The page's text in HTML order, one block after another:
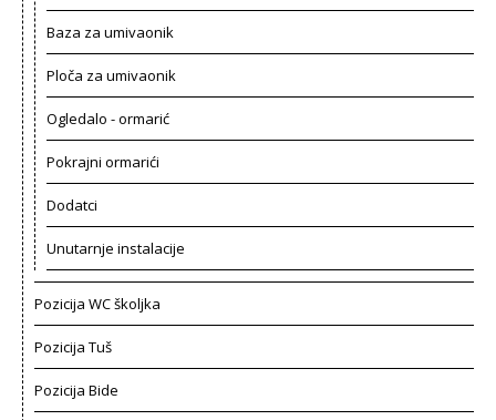
Baza za umivaonik
Ploča za umivaonik
Ogledalo - ormarić
Pokrajni ormarići
Dodatci
Unutarnje instalacije
Pozicija WC školjka
Pozicija Tuš
Pozicija Bide